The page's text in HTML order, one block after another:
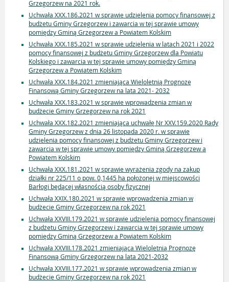
Grzegorzew na 2021 rok.
Uchwała XXX.186.2021 w sprawie udzielenia pomocy finansowej z
budżetu Gminy Grzegorzew i zawarcia w tej sprawie umowy
pomiędzy Gminą Grzegorzew a Powiatem Kolskim
Uchwała XXX.185.2021 w sprawie udzielenia w latach 2021 i 2022
pomocy finansowej z budżetu Gminy Grzegorzew dla Powiatu
Kolskiego i zawarcia w tej sprawie umowy pomiędzy Gminą
Grzegorzew a Powiatem Kolskim
Uchwała XXX.184.2021 zmieniająca Wieloletnią Prognozę
Finansową Gminy Grzegorzew na lata 2021- 2032
Uchwała XXX.183.2021 w sprawie wprowadzenia zmian w
budżecie Gminy Grzegorzew na rok 2021
Uchwała XXX.182.2021 zmieniająca uchwałę Nr XXV.159.2020 Rady
Gminy Grzegorzew z dnia 26 listopada 2020 r. w sprawie
udzielenia pomocy finansowej z budżetu Gminy Grzegorzew i
zawarcia w tej sprawie umowy pomiędzy Gminą Grzegorzew a
Powiatem Kolskim
Uchwała XXX.181.2021 w sprawie wyrażenia zgody na zakup
działki nr 225/11 o pow. 0,1445 ha położonej w miejscowości
Barłogi będącej własnością osoby fizycznej
Uchwała XXIX.180.2021 w sprawie wprowadzenia zmian w
budżecie Gminy Grzegorzew na rok 2021
Uchwała XXVIII.179.2021 w sprawie udzielenia pomocy finansowej
z budżetu Gminy Grzegorzew i zawarcia w tej sprawie umowy
pomiędzy Gminą Grzegorzew a Powiatem Kolskim
Uchwała XXVIII.178.2021 zmieniająca Wieloletnią Prognozę
Finansową Gminy Grzegorzew na lata 2021-2032
Uchwała XXVIII.177.2021 w sprawie wprowadzenia zmian w
budżecie Gminy Grzegorzew na rok 2021